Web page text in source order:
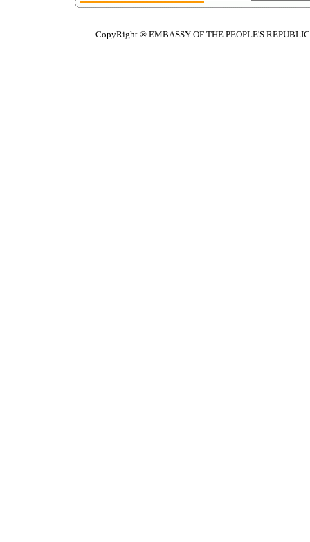
CopyRight ® EMBASSY OF THE PEOPLE'S